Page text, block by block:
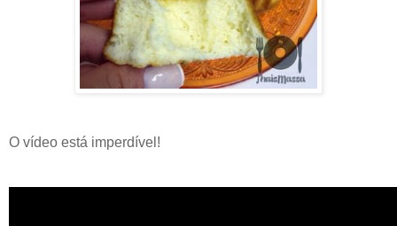
O vídeo está imperdível!